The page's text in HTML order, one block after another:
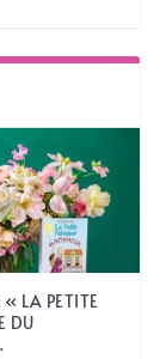
« LA PETITE
DU